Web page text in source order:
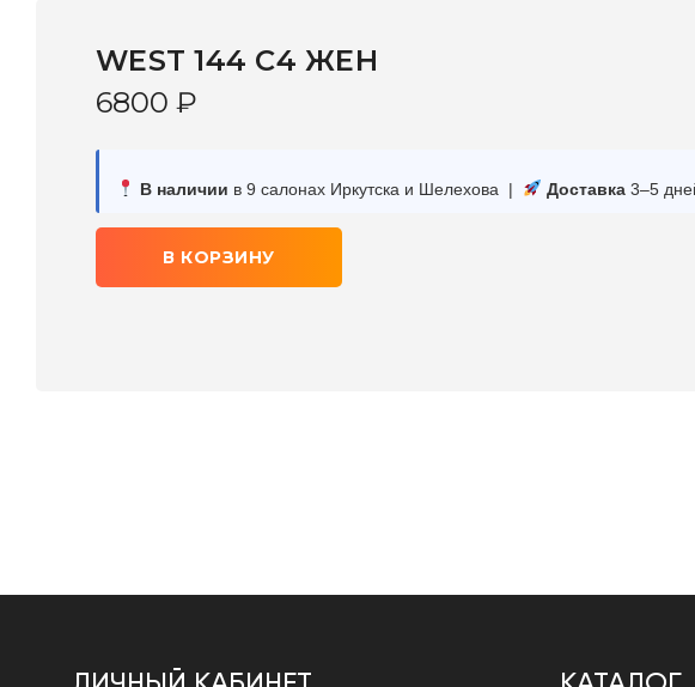
WEST 144 C4 ЖЕН
6800 ₽
В наличии в 9 салонах Иркутска и Шелехова | Доставка3–5
В КОРЗИНУ